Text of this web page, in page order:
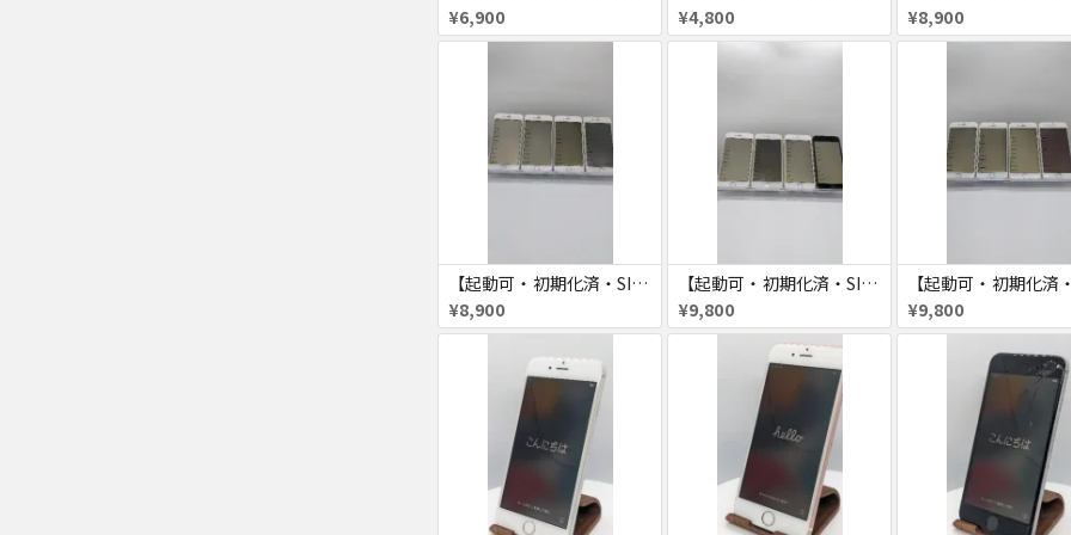
¥6,900
¥4,800
¥8,900
【起動可・初期化済・SIMロック解除済】iPhone6 16GB 4台セット
¥8,900
【起動可・初期化済・SIMロック解除済】iPhone6 64GB 4台セット
¥9,800
¥9,800